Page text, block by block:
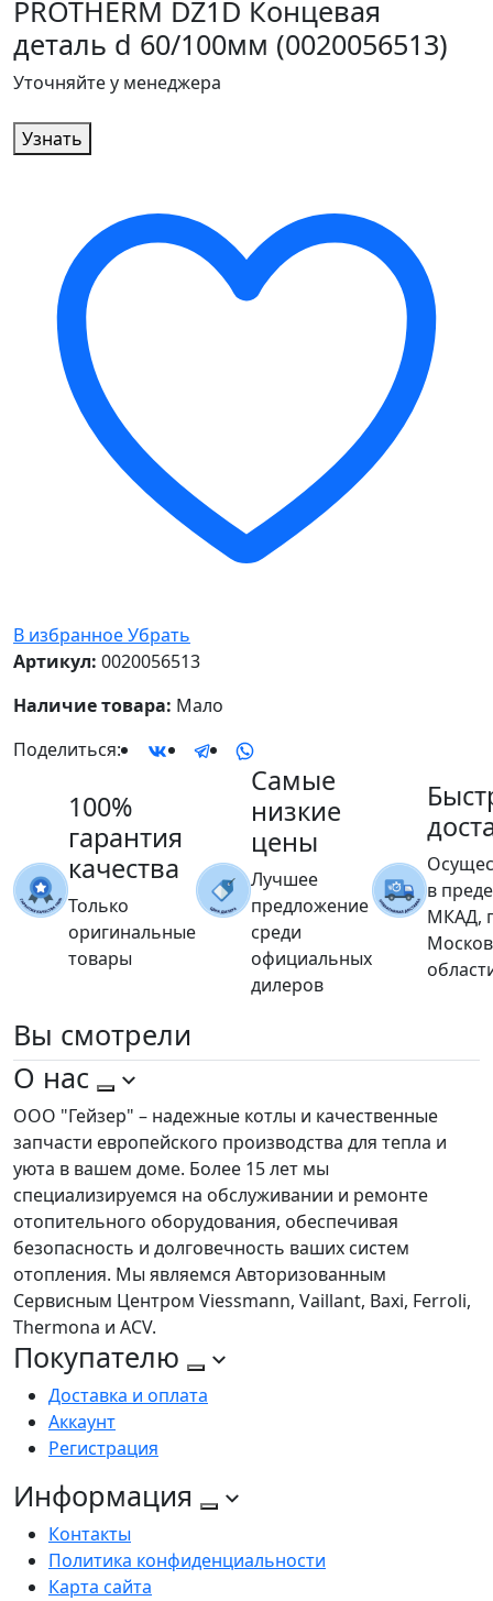
PROTHERM DZ1D Концевая
деталь d 60/100мм (0020056513)
Уточняйте у менеджера
Узнать
В избранноеУбрать
Артикул: 0020056513
Наличие товара: Мало
Поделиться:
100%
гарантия
качества
Только
оригинальные
товары
Самые
низкие
цены
Лучшее
предложение
среди
официальных
дилеров
в
МКАД,
Вы смотрели
О нас
ООО "Гейзер" – надежные котлы и качественные
запчасти европейского производства для тепла и
уюта в вашем доме. Более 15 лет мы
специализируемся на обслуживании и ремонте
отопительного оборудования, обеспечивая
безопасность и долговечность ваших систем
отопления. Мы являемся Авторизованным
Сервисным Центром Viessmann, Vaillant, Baxi, Ferroli,
Thermona и ACV.
Покупателю
Доставка и оплата
Аккаунт
Регистрация
Информация
Контакты
Политика конфиденциальности
Карта сайта